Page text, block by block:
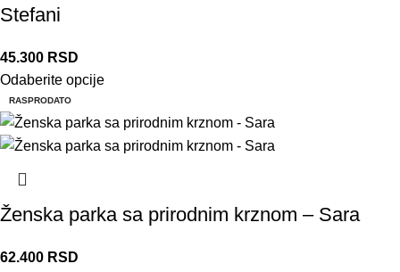
Stefani
45.300 RSD
Odaberite opcije
RASPRODATO
Ženska parka sa prirodnim krznom – Sara
62.400 RSD